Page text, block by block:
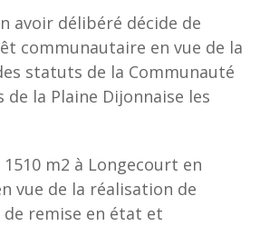
avoir délibéré décide de
communautaire en vue de la
statuts de la Communauté
la Plaine Dijonnaise les
1510 m2 à Longecourt en
vue de la réalisation de
de remise en état et